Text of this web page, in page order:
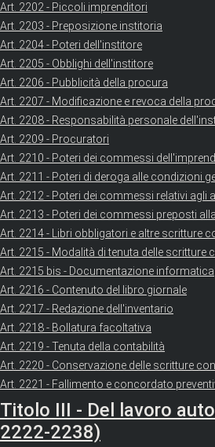
Art. 2202 - Piccoli imprenditori
Art. 2203 - Preposizione institoria
Art. 2204 - Poteri dell'institore
Art. 2205 - Obblighi dell'institore
Art. 2206 - Pubblicità della procura
Art. 2207 - Modificazione e revoca della
Art. 2208 - Responsabilità personale
Art. 2209 - Procuratori
Art. 2210 - Poteri dei commessi
Art. 2211 - Poteri di deroga alle condizioni
Art. 2212 - Poteri dei commessi relativi agli
Art. 2213 - Poteri dei commessi preposti
Art. 2214 - Libri obbligatori e altre scritture
Art. 2215 - Modalità di tenuta delle scritture
Art. 2215 bis - Documentazione informatica
Art. 2216 - Contenuto del libro giornale
Art. 2217 - Redazione dell'inventario
Art. 2218 - Bollatura facoltativa
Art. 2219 - Tenuta della contabilità
Art. 2220 - Conservazione delle scritture
Art. 2221 - Fallimento e concordato
Titolo III - Del lavoro
2222-2238)